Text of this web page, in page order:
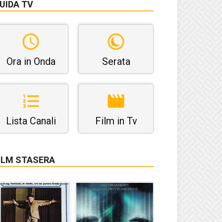
TV
Ora in Onda Serata
Lista Canali Film in Tv
STASERA